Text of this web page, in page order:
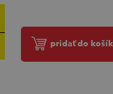
pridať do